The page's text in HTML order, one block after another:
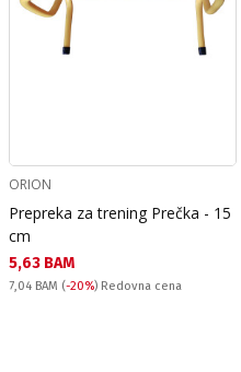
ORION
Prepreka za trening Prečka - 15
cm
Текуща цена:
5,63 BAM
Redovna cena:
7,04 BAM (-20%) Redovna cena